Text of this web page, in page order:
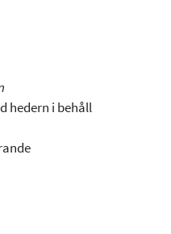
hedern i behåll